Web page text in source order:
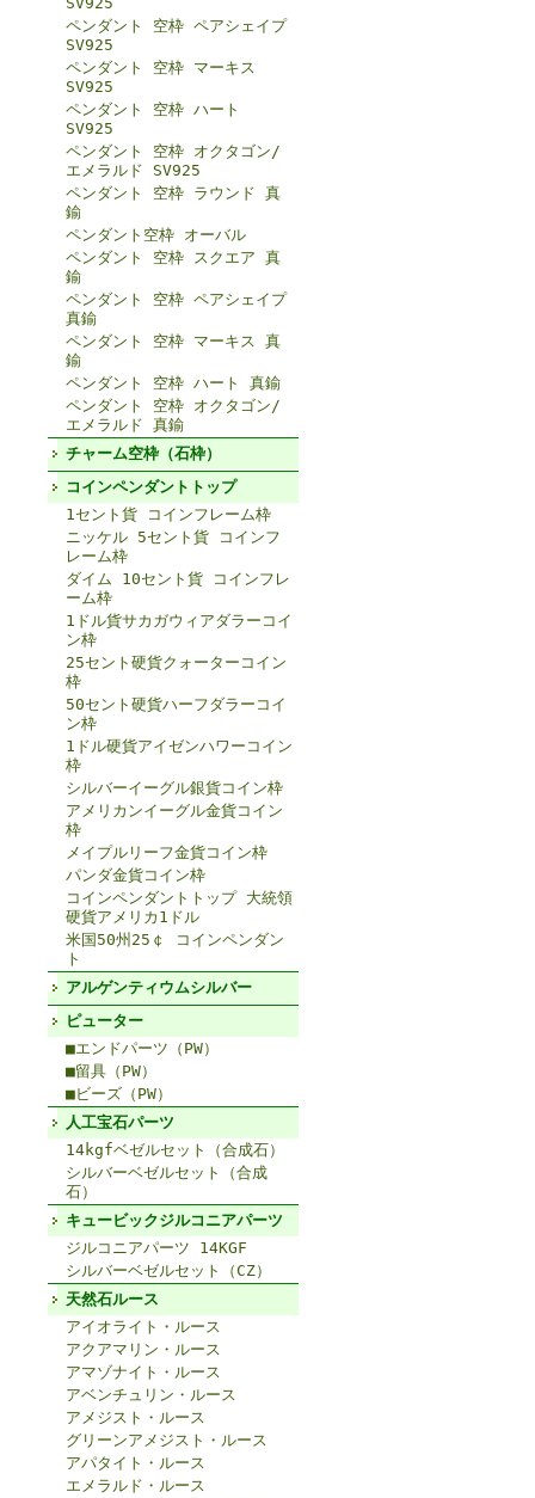
ペンダント 空枠 ペアシェイプ
SV925
ペンダント 空枠 マーキス
SV925
ペンダント 空枠 ハート
SV925
ペンダント 空枠 オクタゴン/
エメラルド SV925
ペンダント 空枠 ラウンド 真
鍮
ペンダント空枠 オーバル
ペンダント 空枠 スクエア 真
鍮
ペンダント 空枠 ペアシェイプ
真鍮
ペンダント 空枠 マーキス 真
鍮
ペンダント 空枠 ハート 真鍮
ペンダント 空枠 オクタゴン/
エメラルド 真鍮
チャーム空枠（石枠）
コインペンダントトップ
1セント貨 コインフレーム枠
ニッケル 5セント貨 コインフ
レーム枠
ダイム 10セント貨 コインフレ
ーム枠
1ドル貨サカガウィアダラーコイ
ン枠
25セント硬貨クォーターコイン
枠
50セント硬貨ハーフダラーコイ
ン枠
1ドル硬貨アイゼンハワーコイン
枠
シルバーイーグル銀貨コイン枠
アメリカンイーグル金貨コイン
枠
メイプルリーフ金貨コイン枠
パンダ金貨コイン枠
コインペンダントトップ 大統領
硬貨アメリカ1ドル
米国50州25￠ コインペンダン
ト
アルゲンティウムシルバー
ピューター
■エンドパーツ（PW）
■留具（PW）
■ビーズ（PW）
人工宝石パーツ
14kgfベゼルセット（合成石）
シルバーベゼルセット（合成
石）
キュービックジルコニアパーツ
ジルコニアパーツ 14KGF
シルバーベゼルセット（CZ）
天然石ルース
アイオライト・ルース
アクアマリン・ルース
アマゾナイト・ルース
アベンチュリン・ルース
アメジスト・ルース
グリーンアメジスト・ルース
アパタイト・ルース
エメラルド・ルース